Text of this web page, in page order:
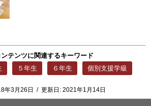
テンツに関連するキーワード
５年生 ６年生 個別支援学級
年3月26日 / 更新日: 2021年1月14日